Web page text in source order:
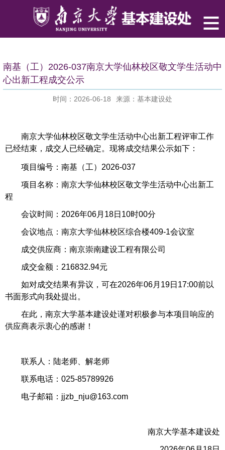
南基（工）2026-037南京大学仙林校区敬文学生活动中
心出新工程成交公示
时间：2026-06-18 来源：基本建设处
南京大学仙林校区敬文学生活动中心出新工程评审工作
已经结束，成交人已经确定。现将成交结果公示如下：
项目编号：南基（工）2026-037
项目名称：南京大学仙林校区敬文学生活动中心出新工
程
会议时间：2026年06月18日10时00分
会议地点：南京大学仙林校区综合楼409-1会议室
成交供应商：南京崇南建设工程有限公司
成交金额：216832.94元
如对成交结果有异议，可在2026年06月19日17:00前以
书面形式向我处提出。
在此，南京大学基本建设处谨对积极参与本项目响应的
供应商表示衷心的感谢！
联系人：陆老师、解老师
联系电话：025-85789926
电子邮箱：jjzb_nju@163.com
南京大学基本建设处